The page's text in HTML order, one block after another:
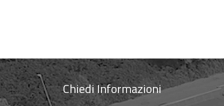
Chiedi Informazioni